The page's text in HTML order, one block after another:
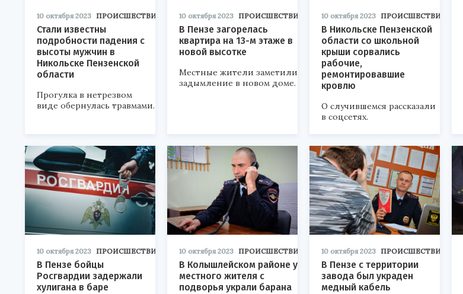
10 октября 2023 ПРОИСШЕСТВИЯ
Стали известны
подробности падения с
высоты мужчин в
Никольске Пензенской
области
Прогулка в нетрезвом
виде обернулась травмами.
10 октября 2023 ПРОИСШЕСТВИЯ
В Пензе загорелась
квартира на 13-м этаже в
новой высотке
Местные жители заметили
задымление в новом доме.
10 октября 2023 ПРОИСШЕСТВИЯ
В Никольске Пензенской
области со школьной
крыши сорвались
рабочие,
ремонтировавшие
кровлю
О случившемся рассказали
в соцсетях.
10 октября 2023 ПРОИСШЕСТВИЯ
В Пензе бойцы
Росгвардии задержали
хулигана в баре
10 октября 2023 ПРОИСШЕСТВИЯ
В Колышлейском районе у
местного жителя с
подворья украли барана
10 октября 2023 ПРОИСШЕСТВИЯ
В Пензе с территории
завода был украден
медный кабель